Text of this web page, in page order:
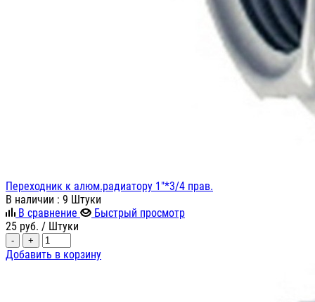
Переходник к алюм.радиатору 1"*3/4 прав.
В наличии : 9 Штуки
В сравнение
Быстрый просмотр
25 руб. / Штуки
- +
Добавить в корзину